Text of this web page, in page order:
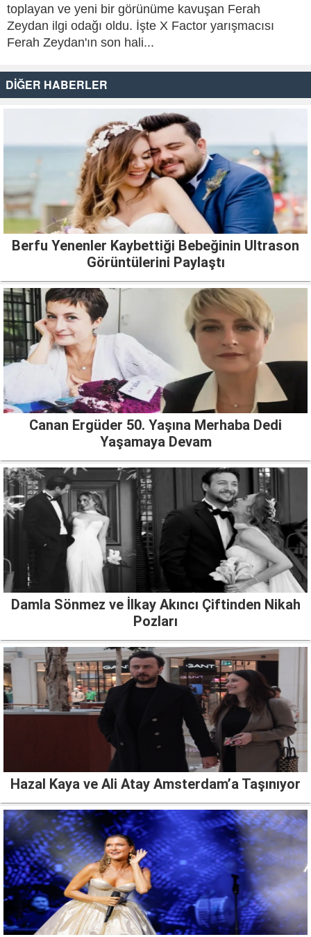
toplayan ve yeni bir görünüme kavuşan Ferah
Zeydan ilgi odağı oldu. İşte X Factor yarışmacısı
Ferah Zeydan'ın son hali...
DİĞER HABERLER
Berfu Yenenler Kaybettiği Bebeğinin Ultrason
Görüntülerini Paylaştı
Canan Ergüder 50. Yaşına Merhaba Dedi
Yaşamaya Devam
Damla Sönmez ve İlkay Akıncı Çiftinden Nikah
Pozları
Hazal Kaya ve Ali Atay Amsterdam’a Taşınıyor